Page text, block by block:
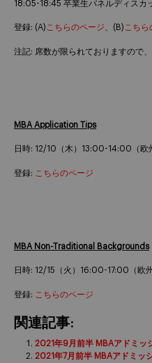
18:05-18:45 卒業生パネルディスカ
登録: (A)こちらのページ、(B)こちら
注記: 席数が限られておりますので
MBA Application Tips
日時: 12/10（木）13:00-14:00（欧
登録: こちらのページ
MBA Non-Traditional Backgrounds
日時: 12/15（火）16:00-17:00（欧
登録: こちらのページ
関連記事:
2021年9月前半 MBAアドミッ
2021年7月前半 MBAアドミッ